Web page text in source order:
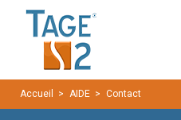
Accueil AIDE Contact
Panneau de gestion des cookies